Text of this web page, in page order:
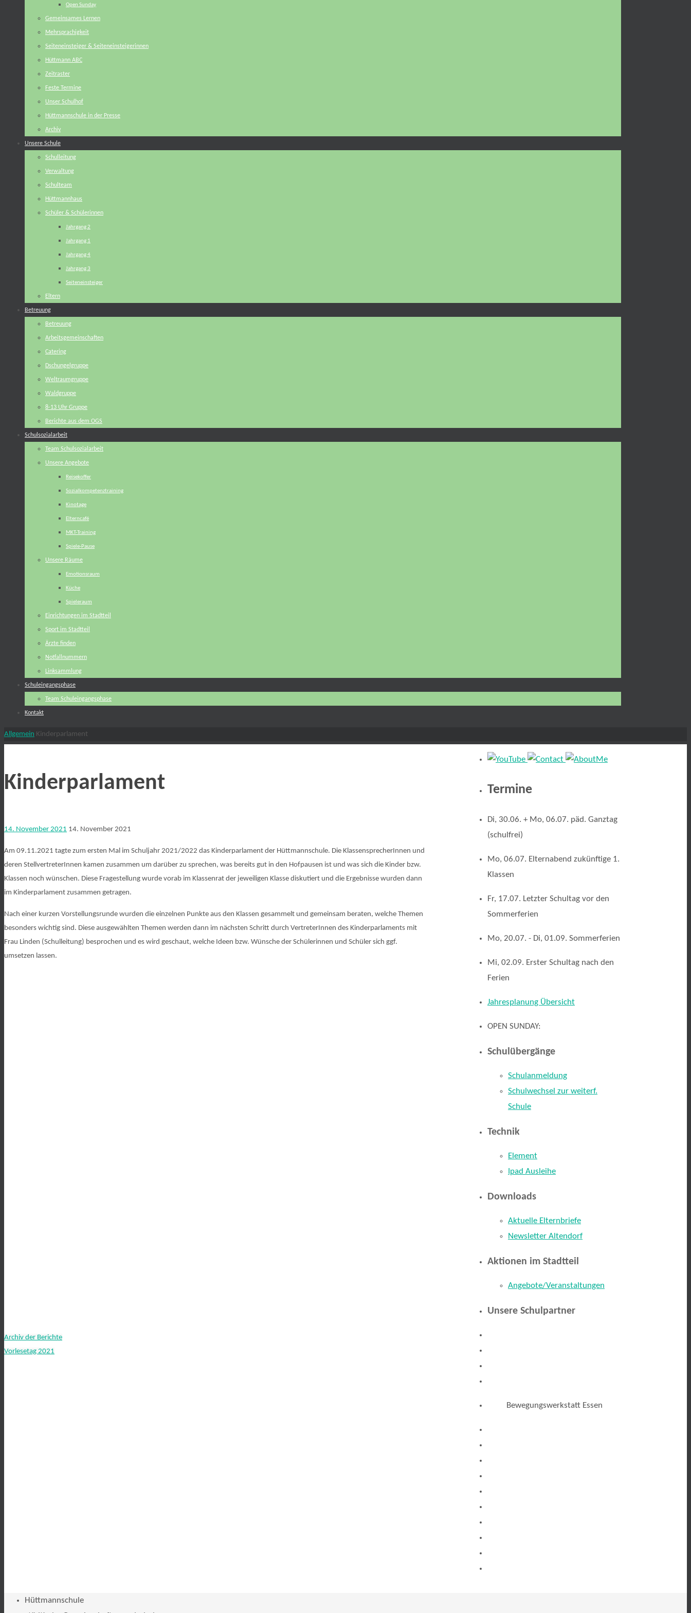
Open Sunday
Gemeinsames Lernen
Mehrsprachigkeit
Seiteneinsteiger & Seiteneinsteigerinnen
Hüttmann ABC
Zeitraster
Feste Termine
Unser Schulhof
Hüttmannschule in der Presse
Archiv
Unsere Schule
Schulleitung
Verwaltung
Schulteam
Hüttmannhaus
Schüler & Schülerinnen
Jahrgang 2
Jahrgang 1
Jahrgang 4
Jahrgang 3
Seiteneinsteiger
Eltern
Betreuung
Betreuung
Arbeitsgemeinschaften
Catering
Dschungelgruppe
Weltraumgruppe
Waldgruppe
8-13 Uhr Gruppe
Berichte aus dem OGS
Schulsozialarbeit
Team Schulsozialarbeit
Unsere Angebote
Reisekoffer
Sozialkompetenztraining
Kinotage
Elterncafé
MKT-Training
Spiele-Pause
Unsere Räume
Emotionsraum
Küche
Spieleraum
Einrichtungen im Stadtteil
Sport im Stadtteil
Ärzte finden
Notfallnummern
Linksammlung
Schuleingangsphase
Team Schuleingangsphase
Kontakt
Start
Allgemein Kinderparlament
Kinderparlament
14. November 2021 14. November 2021
Am 09.11.2021 tagte zum ersten Mal im Schuljahr 2021/2022 das Kinderparlament der Hüttmannschule. Die KlassensprecherInnen und
deren StellvertreterInnen kamen zusammen um darüber zu sprechen, was bereits gut in den Hofpausen ist und was sich die Kinder bzw.
Klassen noch wünschen. Diese Fragestellung wurde vorab im Klassenrat der jeweiligen Klasse diskutiert und die Ergebnisse wurden dann
im Kinderparlament zusammen getragen.
Nach einer kurzen Vorstellungsrunde wurden die einzelnen Punkte aus den Klassen gesammelt und gemeinsam beraten, welche Themen
besonders wichtig sind. Diese ausgewählten Themen werden dann im nächsten Schritt durch VertreterInnen des Kinderparlaments mit
Frau Linden (Schulleitung) besprochen und es wird geschaut, welche Ideen bzw. Wünsche der Schülerinnen und Schüler sich ggf.
umsetzen lassen.
Archiv der Berichte
Vorlesetag 2021
Termine
Di, 30.06. + Mo, 06.07. päd. Ganztag
(schulfrei)
Mo, 06.07. Elternabend zukünftige 1.
Klassen
Fr, 17.07. Letzter Schultag vor den
Sommerferien
Mo, 20.07. - Di, 01.09. Sommerferien
Mi, 02.09. Erster Schultag nach den
Ferien
Jahresplanung Übersicht
OPEN SUNDAY:
Schulübergänge
Schulanmeldung
Schulwechsel zur weiterf.
Schule
Technik
Element
Ipad Ausleihe
Downloads
Aktuelle Elternbriefe
Newsletter Altendorf
Aktionen im Stadtteil
Angebote/Veranstaltungen
Unsere Schulpartner
Bewegungswerkstatt Essen
Hüttmannschule